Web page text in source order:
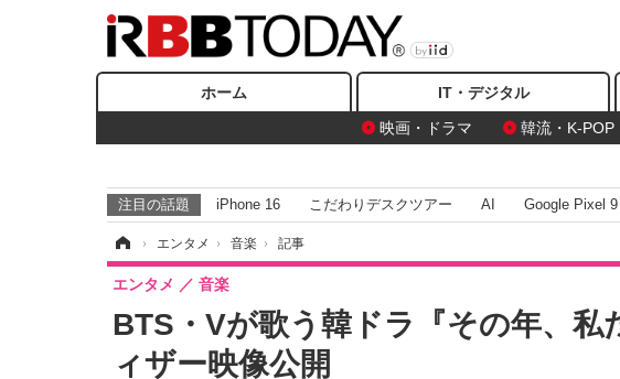
ホーム IT・デジタル
映画・ドラマ
韓流・K-POP
注目の話題 iPhone 16 こだわりデスクツアー AI Google Pixel 9
› エンタメ › 音楽 › 記事
BTS・Vが歌う韓ドラ『その年、
ィザー映像公開
エンタメ 音楽